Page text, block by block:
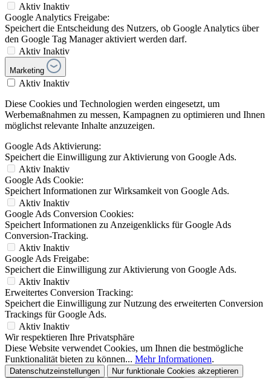
Aktiv Inaktiv
Google Analytics Freigabe:
Speichert die Entscheidung des Nutzers, ob Google Analytics über
den Google Tag Manager aktiviert werden darf.
Aktiv Inaktiv
Marketing
Aktiv Inaktiv
Diese Cookies und Technologien werden eingesetzt, um
Werbemaßnahmen zu messen, Kampagnen zu optimieren und Ihnen
möglichst relevante Inhalte anzuzeigen.
Google Ads Aktivierung:
Speichert die Einwilligung zur Aktivierung von Google Ads.
Aktiv Inaktiv
Google Ads Cookie:
Speichert Informationen zur Wirksamkeit von Google Ads.
Aktiv Inaktiv
Google Ads Conversion Cookies:
Speichert Informationen zu Anzeigenklicks für Google Ads
Conversion-Tracking.
Aktiv Inaktiv
Google Ads Freigabe:
Speichert die Einwilligung zur Aktivierung von Google Ads.
Aktiv Inaktiv
Erweitertes Conversion Tracking:
Speichert die Einwilligung zur Nutzung des erweiterten Conversion
Trackings für Google Ads.
Aktiv Inaktiv
Wir respektieren Ihre Privatsphäre
Diese Website verwendet Cookies, um Ihnen die bestmögliche
Funktionalität bieten zu können... Mehr Informationen.
Datenschutzeinstellungen Nur funktionale Cookies akzeptieren